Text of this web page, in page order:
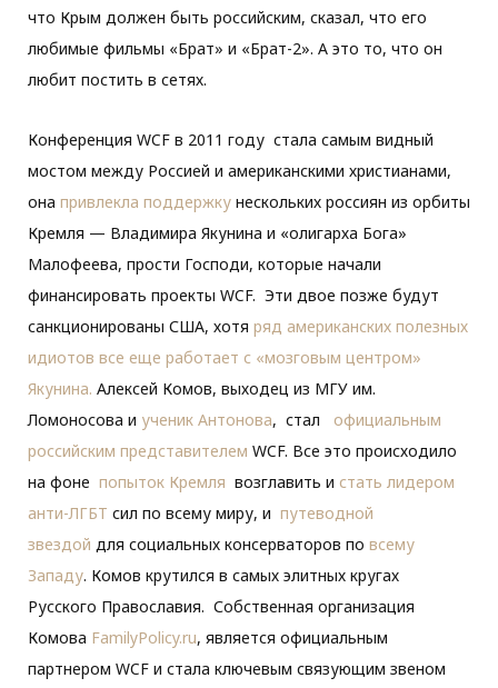
что Крым должен быть российским, сказал, что его
любимые фильмы «Брат» и «Брат-2». А это то, что он
любит постить в сетях.
Конференция WCF в 2011 году стала самым видный
мостом между Россией и американскими христианами,
она привлекла поддержку нескольких россиян из орбиты
Кремля — Владимира Якунина и «олигарха Бога»
Малофеева, прости Господи, которые начали
финансировать проекты WCF. Эти двое позже будут
санкционированы США, хотя ряд американских полезных
идиотов все еще работает с «мозговым центром»
Якунина. Алексей Комов, выходец из МГУ им.
Ломоносова и ученик Антонова, стал официальным
российским представителем WCF. Все это происходило
на фоне попыток Кремля возглавить и стать лидером
анти-ЛГБТ сил по всему миру, и путеводной
звездой для социальных консерваторов по всему
Западу. Комов крутился в самых элитных кругах
Русского Православия. Собственная организация
Комова FamilyPolicy.ru, является официальным
партнером WCF и стала ключевым связующим звеном